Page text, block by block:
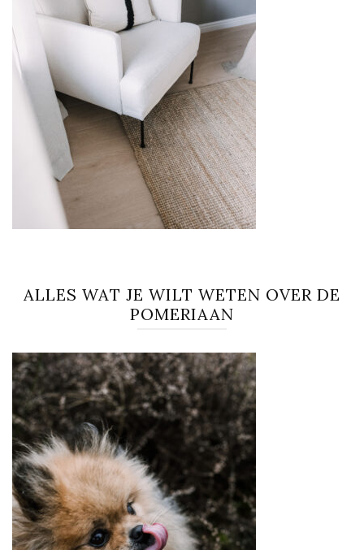
ALLES WAT JE WILT WETEN OVER DE
POMERIAAN